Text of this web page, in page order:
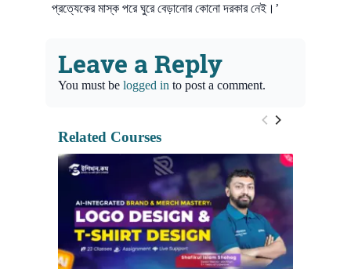
প্রত্যেকের মাস্ক পরে ঘুরে বেড়ানোর কোনো দরকার নেই।’
Leave a Reply
You must be logged in to post a comment.
Related Courses